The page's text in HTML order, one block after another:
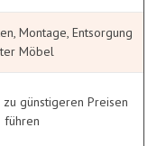
Montage, Entsorgung
Möbel
günstigeren Preisen
führen